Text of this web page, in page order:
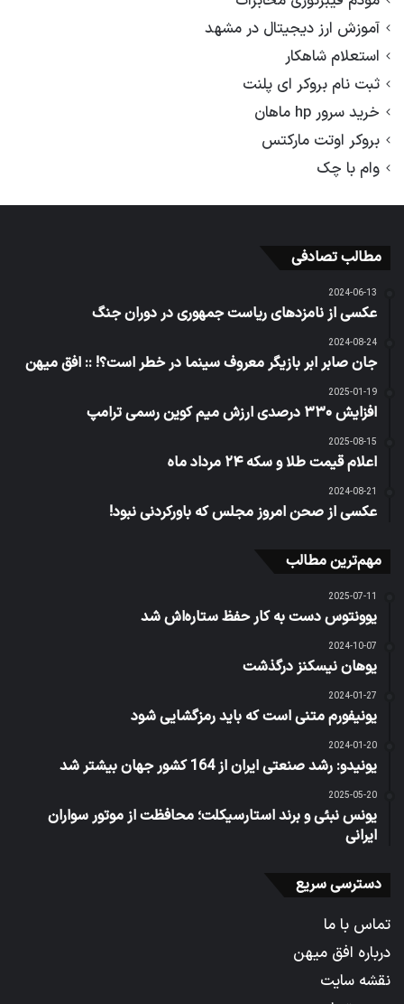
آموزش ارز دیجیتال در مشهد
استعلام شاهکار
ثبت نام بروکر ای پلنت
خرید سرور hp ماهان
بروکر اوتت مارکتس
وام با چک
مطالب تصادفی
2024-06-13
عکسی از نامزدهای ریاست جمهوری در دوران جنگ
2024-08-24
جان صابر ابر بازیگر معروف سینما در خطر است؟! :: افق میهن
2025-01-19
افزایش ۳۳۰ درصدی ارزش میم کوین رسمی ترامپ
2025-08-15
اعلام قیمت طلا و سکه ٢۴ مرداد ماه
2024-08-21
عکسی از صحن امروز مجلس که باورکردنی نبود!
مهم‌ترین مطالب
2025-07-11
یوونتوس دست به کار حفظ ستاره‌اش شد
2024-10-07
یوهان نیسکنز درگذشت
2024-01-27
یونیفورم متنی است که باید رمزگشایی شود
2024-01-20
یونیدو: رشد صنعتی ایران از 164 کشور جهان بیشتر شد
2025-05-20
یونس نبئی و برند استارسیکلت؛ محافظت از موتور سواران
ایرانی
دسترسی سریع
تماس با ما
درباره افق میهن
نقشه سایت